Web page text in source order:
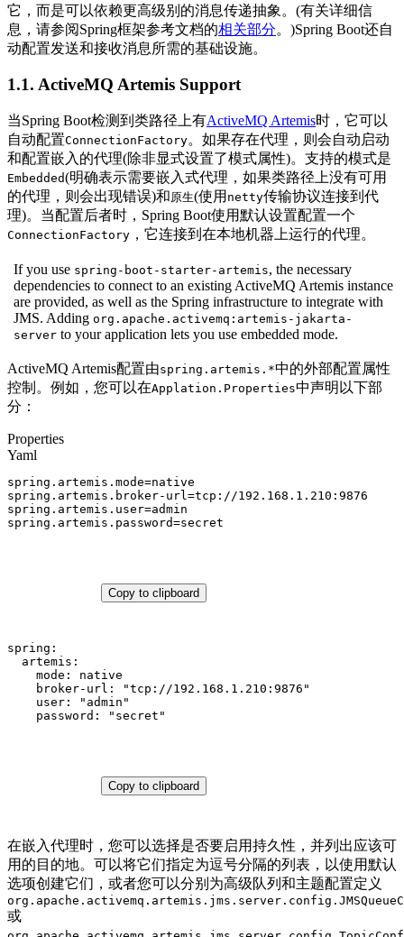
它，而是可以依赖更高级别的消息传递抽象。(有关详细信
息，请参阅Spring框架参考文档的相关部分。)Spring Boot还自
动配置发送和接收消息所需的基础设施。
1.1. ActiveMQ Artemis Support
当Spring Boot检测到类路径上有ActiveMQ Artemis时，它可以
自动配置ConnectionFactory。如果存在代理，则会自动启动
和配置嵌入的代理(除非显式设置了模式属性)。支持的模式是
Embedded(明确表示需要嵌入式代理，如果类路径上没有可用
的代理，则会出现错误)和原生(使用 netty传输协议连接到代
理)。当配置后者时，Spring Boot使用默认设置配置一个
ConnectionFactory ，它连接到在本地机器上运行的代理。
If you use spring-boot-starter-artemis, the necessary
dependencies to connect to an existing ActiveMQ Artemis instance
are provided, as well as the Spring infrastructure to integrate with
JMS. Adding org.apache.activemq:artemis-jakarta-
server to your application lets you use embedded mode.
ActiveMQ Artemis配置由spring.artemis.*中的外部配置属性
控制。例如，您可以在Applation.Properties中声明以下部
分：
Properties
Yaml
spring.artemis.mode=native
spring.artemis.broker-url=tcp://192.168.1.210:9876
spring.artemis.user=admin
spring.artemis.password=secret
Copy to clipboard
spring:
artemis:
mode:
native
broker-url:
"tcp://192.168.1.210:9876"
user:
"admin"
password:
"secret"
Copy to clipboard
在嵌入代理时，您可以选择是否要启用持久性，并列出应该可
用的目的地。可以将它们指定为逗号分隔的列表，以使用默认
选项创建它们，或者您可以分别为高级队列和主题配置定义
或